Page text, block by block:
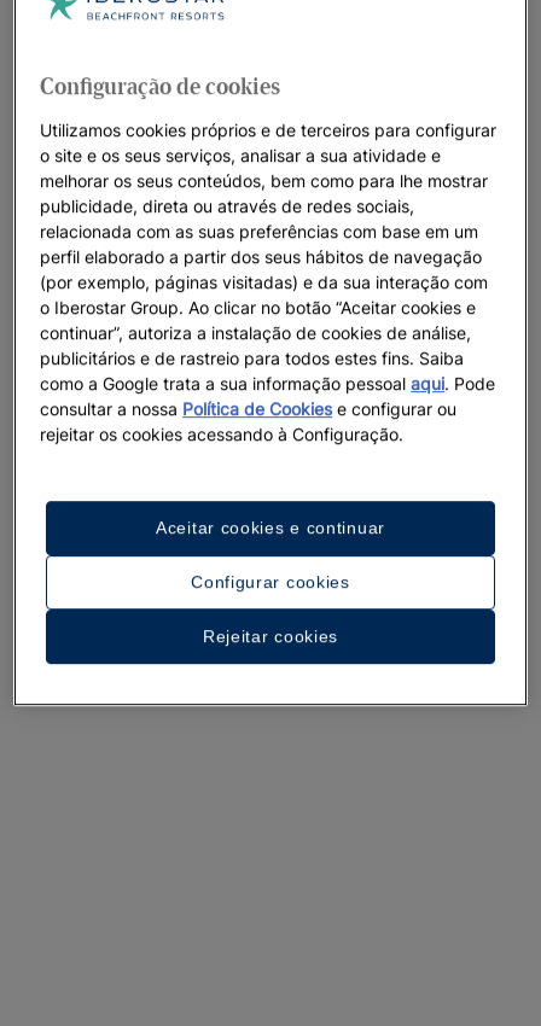
mergulhar na
culturae na história
turquesae os vários
de qualquer aventureiro! Se você estiver com vontade de
experimentar o famoso peixe grelhado “Tikin-xic” ou se
deseja simplesmente um dia relaxante pegando sol, o Playa
Paraiso tem um pouco de tudo.
Estaria interessado na Iberostar Hotels & Resorts para as suas
férias em
Playa Paraíso?
Iberostar Hotels & Resortspossui5 luxuosos hotéisem
Playa Paraísopara que você possa desfrutar dasmelhores
férias românticas ou em família no México.Estescomplexos
hoteleiros de 5 estrelas em sistema de Tudo Incluído
os apartamentos espaçosose elegantes e a oferta
culinária e de lazer
garantem uma estadia de luxo neste hotel.
Configuração de cookies
Utilizamos cookies próprios e de terceiros para configurar
o site e os seus serviços, analisar a sua atividade e
melhorar os seus conteúdos, bem como para lhe mostrar
publicidade, direta ou através de redes sociais,
relacionada com as suas preferências com base em um
perfil elaborado a partir dos seus hábitos de navegação
(por exemplo, páginas visitadas) e da sua interação com
o Iberostar Group. Ao clicar no botão “Aceitar cookies e
continuar”, autoriza a instalação de cookies de análise,
publicitários e de rastreio para todos estes fins. Saiba
como a Google trata a sua informação pessoalaqui. Pode
consultar a nossa Política de Cookiese configurar ou
rejeitar os cookies acessando à Configuração.
Configurar cookies
Rejeitar cookies
Aceitar cookies e continuar